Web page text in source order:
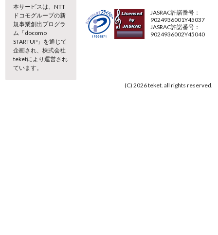
本サービスは、NTT
ドコモグループの新
規事業創出プログラ
ム「docomo
STARTUP」を通じて
企画され、株式会社
teketにより運営され
ています。
JASRAC許諾番号：
9024936001Y45037
JASRAC許諾番号：
9024936002Y45040
(C) 2026 teket. all rights reserved.